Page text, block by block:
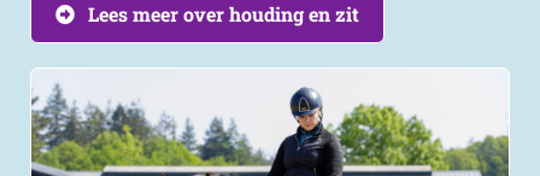
Lees meer over houding en zit